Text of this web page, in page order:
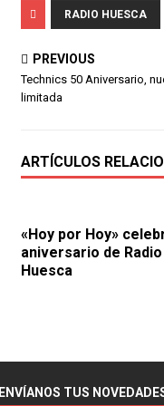
RADIO HUESCA
PREVIOUS
Technics 50 Aniversario,
limitada
ARTÍCULOS
«Hoy por Hoy»
aniversario de Radio
Huesca
ENVÍANOS TUS